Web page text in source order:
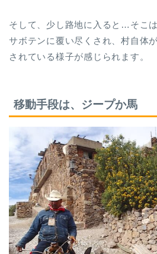
そして、少し路地に入ると…そこ
サボテンに覆い尽くされ、村自体
されている様子が感じられます。
移動手段は、ジープか馬